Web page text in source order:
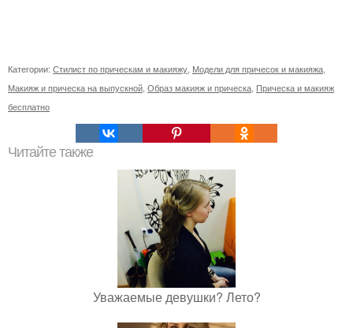
Категории: Стилист по прическам и макияжу, Модели для причесок и макияжа,
Макияж и прическа на выпускной, Образ макияж и прическа, Прическа и макияж
бесплатно
Читайте также
Уважаемые девушки? Лето?